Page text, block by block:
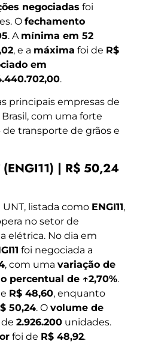
negociadas foi
O fechamento
. A mínima em 52
, e a máxima foi de R$
em
.
principais empresas de
com uma forte
transporte de grãos e
| R$ 50,24
UNT, listada como ENGI11,
no setor de
elétrica. No dia em
foi negociada a
, com uma variação de
percentual de ↑2,70%.
R$ 48,60, enquanto
50,24. O volume de
2.926.200 unidades.
foi de R$ 48,92.